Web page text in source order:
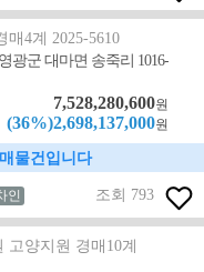
매4계 2025-5610
광군 대마면 송죽리 1016-
7,528,280,600원
(36%)2,698,137,000원
물건입니다
인 조회 793
고양지원 경매10계